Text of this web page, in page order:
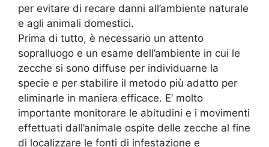
per evitare di recare danni all’ambiente naturale
e agli animali domestici.
Prima di tutto, è necessario un attento
sopralluogo e un esame dell’ambiente in cui le
zecche si sono diffuse per individuarne la
specie e per stabilire il metodo più adatto per
eliminarle in maniera efficace. E’ molto
importante monitorare le abitudini e i movimenti
effettuati dall’animale ospite delle zecche al fine
di localizzare le fonti di infestazione e